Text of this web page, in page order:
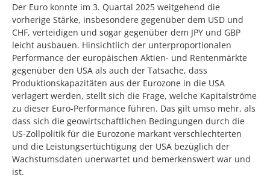
Der Euro konnte im 3. Quartal 2025 weitgehend die
vorherige Stärke, insbesondere gegenüber dem USD und
CHF, verteidigen und sogar gegenüber dem JPY und GBP
leicht ausbauen. Hinsichtlich der unterproportionalen
Performance der europäischen Aktien- und Rentenmärkte
gegenüber den USA als auch der Tatsache, dass
Produktionskapazitäten aus der Eurozone in die USA
verlagert werden, stellt sich die Frage, welche Kapitalströme
zu dieser Euro-Performance führen. Das gilt umso mehr, als
dass sich die geowirtschaftlichen Bedingungen durch die
US-Zollpolitik für die Eurozone markant verschlechterten
und die Leistungsertüchtigung der USA bezüglich der
Wachstumsdaten unerwartet und bemerkenswert war und
ist.